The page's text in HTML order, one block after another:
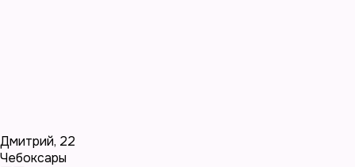
Дмитрий, 22
Чебоксары